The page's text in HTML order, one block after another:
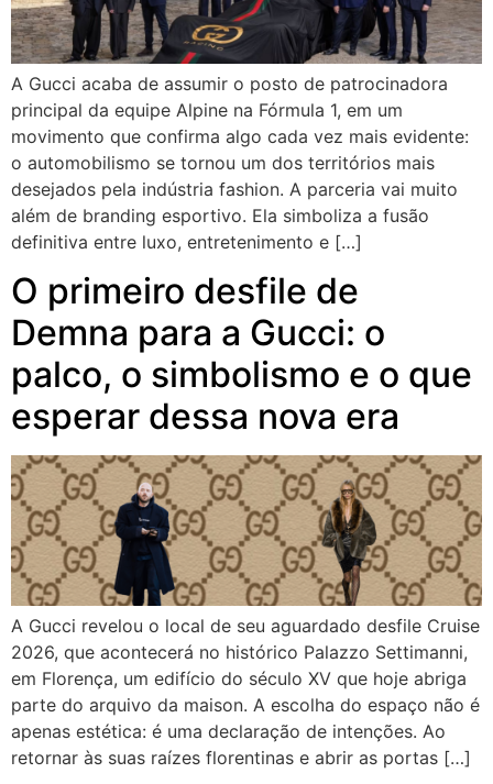
A Gucci acaba de assumir o posto de patrocinadora
principal da equipe Alpine na Fórmula 1, em um
movimento que confirma algo cada vez mais evidente:
o automobilismo se tornou um dos territórios mais
desejados pela indústria fashion. A parceria vai muito
além de branding esportivo. Ela simboliza a fusão
definitiva entre luxo, entretenimento e […]
O primeiro desfile de
Demna para a Gucci: o
palco, o simbolismo e o que
esperar dessa nova era
A Gucci revelou o local de seu aguardado desfile Cruise
2026, que acontecerá no histórico Palazzo Settimanni,
em Florença, um edifício do século XV que hoje abriga
parte do arquivo da maison. A escolha do espaço não é
apenas estética: é uma declaração de intenções. Ao
retornar às suas raízes florentinas e abrir as portas […]